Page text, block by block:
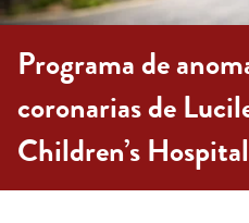
Programa de
coronarias de
Children’s